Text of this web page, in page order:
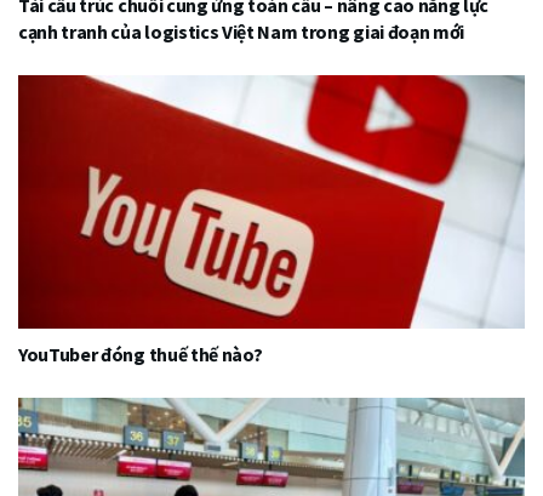
cạnh tranh của logistics Việt Nam trong giai đoạn mới
YouTuber đóng thuế thế nào?